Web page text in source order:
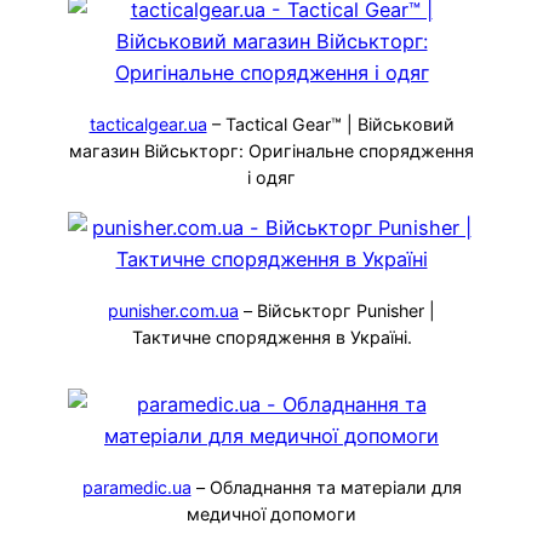
tacticalgear.ua – Tactical Gear™ | Військовий
магазин Військторг: Оригінальне спорядження
і одяг
punisher.com.ua – Військторг Punisher |
Тактичне спорядження в Україні.
paramedic.ua – Обладнання та матеріали для
медичної допомоги